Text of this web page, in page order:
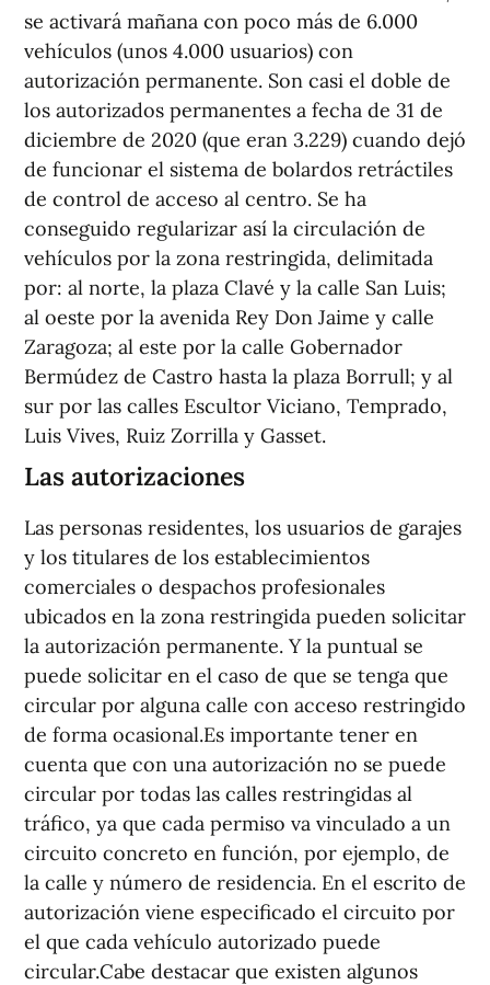
se activará mañana con poco más de 6.000
vehículos (unos 4.000 usuarios) con
autorización permanente. Son casi el doble de
los autorizados permanentes a fecha de 31 de
diciembre de 2020 (que eran 3.229) cuando dejó
de funcionar el sistema de bolardos retráctiles
de control de acceso al centro. Se ha
conseguido regularizar así la circulación de
vehículos por la zona restringida, delimitada
por: al norte, la plaza Clavé y la calle San Luis;
al oeste por la avenida Rey Don Jaime y calle
Zaragoza; al este por la calle Gobernador
Bermúdez de Castro hasta la plaza Borrull; y al
sur por las calles Escultor Viciano, Temprado,
Luis Vives, Ruiz Zorrilla y Gasset.
Las autorizaciones
Las personas residentes, los usuarios de garajes
y los titulares de los establecimientos
comerciales o despachos profesionales
ubicados en la zona restringida pueden solicitar
la autorización permanente. Y la puntual se
puede solicitar en el caso de que se tenga que
circular por alguna calle con acceso restringido
de forma ocasional.Es importante tener en
cuenta que con una autorización no se puede
circular por todas las calles restringidas al
tráfico, ya que cada permiso va vinculado a un
circuito concreto en función, por ejemplo, de
la calle y número de residencia. En el escrito de
autorización viene especificado el circuito por
el que cada vehículo autorizado puede
circular.Cabe destacar que existen algunos